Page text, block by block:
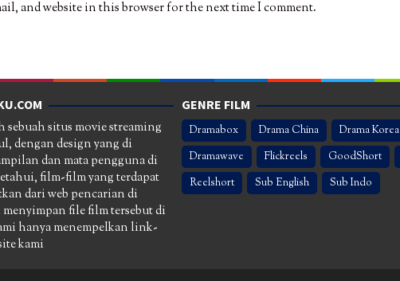
and website in this browser for the next time I comment.
sebuah situs movie streaming
dengan design yang di
dan mata pengguna di
film-film yang terdapat
dari web pencarian di
file film tersebut di
hanya menempelkan link-
kami
GENRE FILM
Dramabox Drama China
Drama Korea
Dramawave
Flickreels GoodShort
Reelshort
Sub English Sub Indo